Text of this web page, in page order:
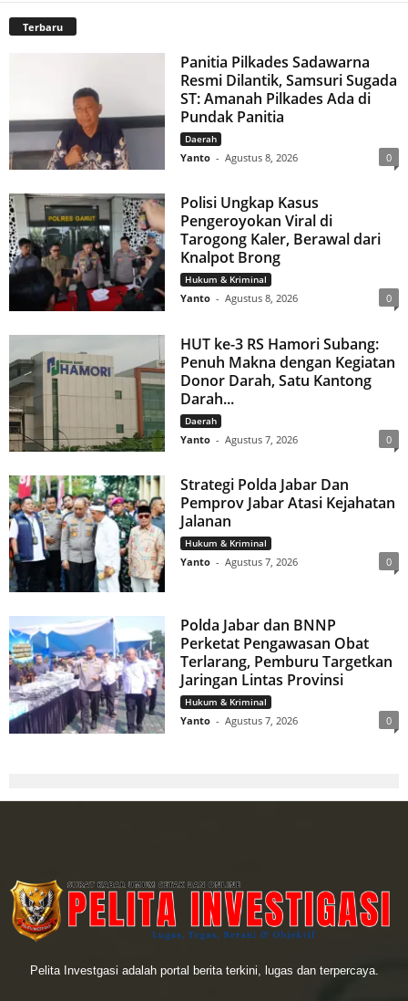
Terbaru
Panitia Pilkades Sadawarna
Resmi Dilantik, Samsuri Sugada
ST: Amanah Pilkades Ada di
Pundak Panitia
Daerah
Yanto - Agustus 8, 2026 0
Polisi Ungkap Kasus
Pengeroyokan Viral di
Tarogong Kaler, Berawal dari
Knalpot Brong
Hukum & Kriminal
Yanto - Agustus 8, 2026 0
HUT ke-3 RS Hamori Subang:
Penuh Makna dengan Kegiatan
Donor Darah, Satu Kantong
Darah...
Daerah
Yanto - Agustus 7, 2026 0
Strategi Polda Jabar Dan
Pemprov Jabar Atasi Kejahatan
Jalanan
Hukum & Kriminal
Yanto - Agustus 7, 2026 0
Polda Jabar dan BNNP
Perketat Pengawasan Obat
Terlarang, Pemburu Targetkan
Jaringan Lintas Provinsi
Hukum & Kriminal
Yanto - Agustus 7, 2026 0
Pelita Investgasi adalah portal berita terkini, lugas dan terpercaya.